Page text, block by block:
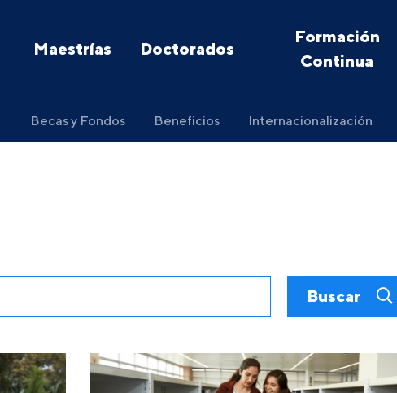
Maestrías Doctorados
Formación
Continua
Becas y Fondos Beneficios Internacionalización
Buscar